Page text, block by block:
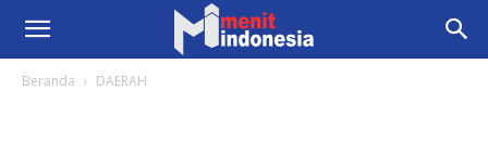
Beranda DAERAH